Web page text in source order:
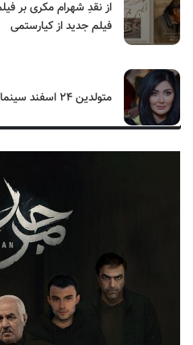
از نقدِ شهرام مکری بر
فیلم جدید از کیارستمی
متولدین ۲۴ اسفند سینما ، تئاتر و موسیقی؛ مریم معصومی